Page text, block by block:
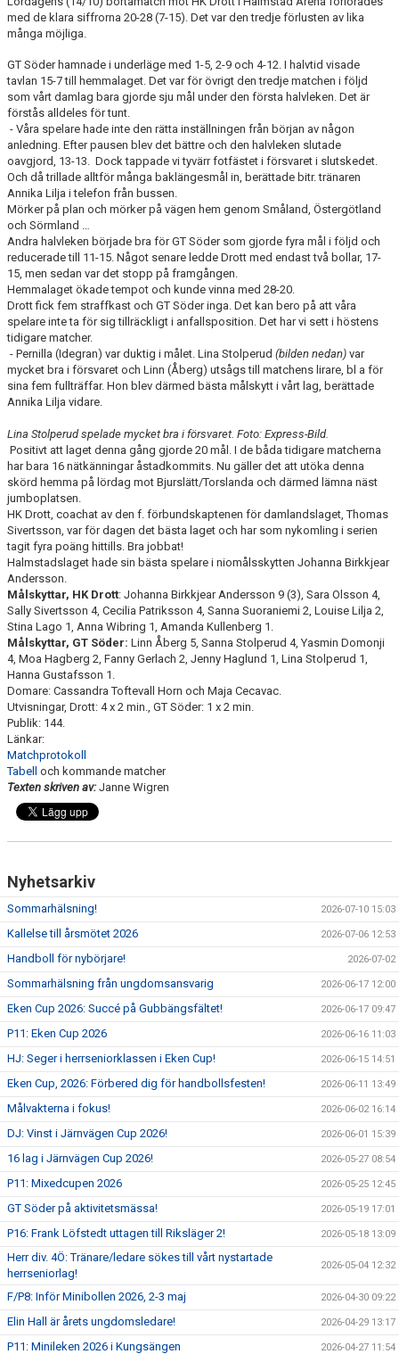
MATCHER
med de klara siffrorna 20-28 (7-15). Det var den tredje förlusten av lika
många möjliga.
GT Söder hamnade i underläge med 1-5, 2-9 och 4-12. I halvtid visade
tavlan 15-7 till hemmalaget. Det var för övrigt den tredje matchen i följd
som vårt damlag bara gjorde sju mål under den första halvleken. Det är
förstås alldeles för tunt.
- Våra spelare hade inte den rätta inställningen från början av någon
anledning. Efter pausen blev det bättre och den halvleken slutade
oavgjord, 13-13. Dock tappade vi tyvärr fotfästet i försvaret i slutskedet.
Och då trillade alltför många baklängesmål in, berättade bitr. tränaren
Annika Lilja i telefon från bussen.
Mörker på plan och mörker på vägen hem genom Småland, Östergötland
och Sörmland …
Andra halvleken började bra för GT Söder som gjorde fyra mål i följd och
reducerade till 11-15. Något senare ledde Drott med endast två bollar, 17-
15, men sedan var det stopp på framgången.
Hemmalaget ökade tempot och kunde vinna med 28-20.
Drott fick fem straffkast och GT Söder inga. Det kan bero på att våra
spelare inte ta för sig tillräckligt i anfallsposition. Det har vi sett i höstens
tidigare matcher.
- Pernilla (Idegran) var duktig i målet. Lina Stolperud (bilden nedan) var
mycket bra i försvaret och Linn (Åberg) utsågs till matchens lirare, bl a för
sina fem fullträffar. Hon blev därmed bästa målskytt i vårt lag, berättade
Annika Lilja vidare.
Lina Stolperud spelade mycket bra i försvaret. Foto: Express-Bild.
Positivt att laget denna gång gjorde 20 mål. I de båda tidigare matcherna
har bara 16 nätkänningar åstadkommits. Nu gäller det att utöka denna
skörd hemma på lördag mot Bjurslätt/Torslanda och därmed lämna näst
jumboplatsen.
HK Drott, coachat av den f. förbundskaptenen för damlandslaget, Thomas
Sivertsson, var för dagen det bästa laget och har som nykomling i serien
tagit fyra poäng hittills. Bra jobbat!
Halmstadslaget hade sin bästa spelare i niomålsskytten Johanna Birkkjear
Andersson.
Målskyttar, HK Drott: Johanna Birkkjear Andersson 9 (3), Sara Olsson 4,
Sally Sivertsson 4, Cecilia Patriksson 4, Sanna Suoraniemi 2, Louise Lilja 2,
Stina Lago 1, Anna Wibring 1, Amanda Kullenberg 1.
Målskyttar, GT Söder: Linn Åberg 5, Sanna Stolperud 4, Yasmin Domonji
4, Moa Hagberg 2, Fanny Gerlach 2, Jenny Haglund 1, Lina Stolperud 1,
Hanna Gustafsson 1.
Domare: Cassandra Toftevall Horn och Maja Cecavac.
Utvisningar, Drott: 4 x 2 min., GT Söder: 1 x 2 min.
Publik: 144.
Länkar:
Matchprotokoll
Tabell och kommande matcher
Texten skriven av: Janne Wigren
Nyhetsarkiv
Sommarhälsning! 2026-07-10 15:03
Kallelse till årsmötet 2026 2026-07-06 12:53
Handboll för nybörjare! 2026-07-02
Sommarhälsning från ungdomsansvarig 2026-06-17 12:00
Eken Cup 2026: Succé på Gubbängsfältet! 2026-06-17 09:47
P11: Eken Cup 2026 2026-06-16 11:03
HJ: Seger i herrseniorklassen i Eken Cup! 2026-06-15 14:51
Eken Cup, 2026: Förbered dig för handbollsfesten! 2026-06-11 13:49
Målvakterna i fokus! 2026-06-02 16:14
DJ: Vinst i Järnvägen Cup 2026! 2026-06-01 15:39
16 lag i Järnvägen Cup 2026! 2026-05-27 08:54
P11: Mixedcupen 2026 2026-05-25 12:45
GT Söder på aktivitetsmässa! 2026-05-19 17:01
P16: Frank Löfstedt uttagen till Riksläger 2! 2026-05-18 13:09
Herr div. 4Ö: Tränare/ledare sökes till vårt nystartade
herrseniorlag!
2026-05-04 12:32
F/P8: Inför Minibollen 2026, 2-3 maj 2026-04-30 09:22
Elin Hall är årets ungdomsledare! 2026-04-29 13:17
P11: Minileken 2026 i Kungsängen 2026-04-27 11:54